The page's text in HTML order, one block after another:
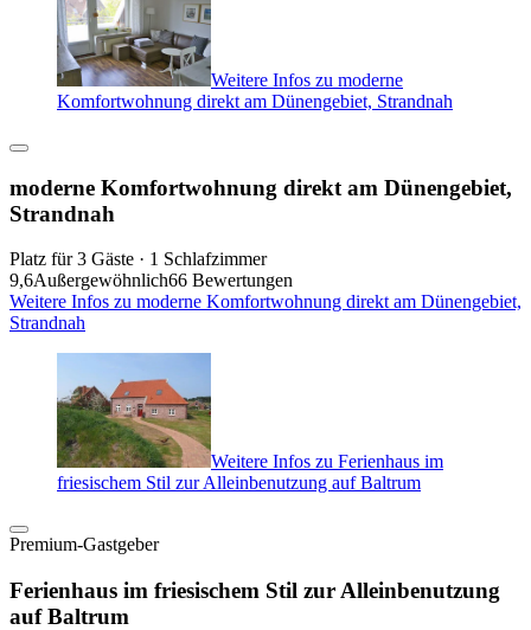
Weitere Infos zu moderne
Komfortwohnung direkt am Dünengebiet, Strandnah
moderne Komfortwohnung direkt am Dünengebiet,
Strandnah
Platz für 3 Gäste · 1 Schlafzimmer
9,6Außergewöhnlich66 Bewertungen
Weitere Infos zu moderne Komfortwohnung direkt am Dünengebiet,
Strandnah
Weitere Infos zu Ferienhaus im
friesischem Stil zur Alleinbenutzung auf Baltrum
Premium-Gastgeber
Ferienhaus im friesischem Stil zur Alleinbenutzung
auf Baltrum